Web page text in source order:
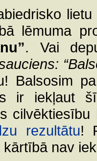
lēmuma
. Vai
Balsosim
ir iekļaut
rezultātu!
nav